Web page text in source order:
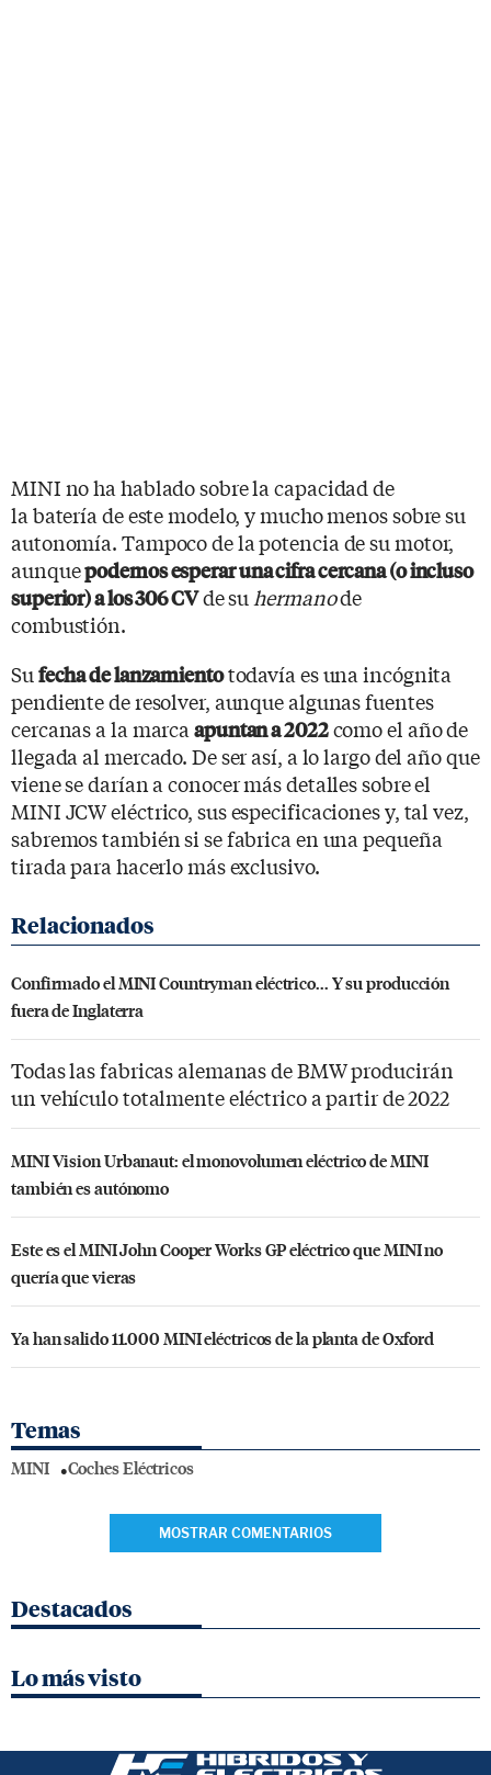
MINI no ha hablado sobre la capacidad de
la batería de este modelo, y mucho menos sobre su
autonomía. Tampoco de la potencia de su motor,
aunquepodemos esperar una cifra cercana (o incluso
superior) a los 306 CVde su hermanode
combustión.
Su fecha de lanzamientotodavía es una incógnita
pendiente de resolver, aunque algunas fuentes
cercanas a la marca apuntan a 2022como el año de
llegada al mercado. De ser así, a lo largo del año que
viene se darían a conocer más detalles sobre el
MINI JCW eléctrico, sus especificaciones y, tal vez,
sabremos también si se fabrica en una pequeña
tirada para hacerlo más exclusivo.
Confirmado el MINI Countryman eléctrico... Y su producción
fuera de Inglaterra
Todas las fabricas alemanas de BMW producirán
un vehículo totalmente eléctrico a partir de 2022
MINI Vision Urbanaut: el monovolumen eléctrico de MINI
también es autónomo
Este es el MINI John Cooper Works GP eléctrico que MINI no
quería que vieras
Ya han salido 11.000 MINI eléctricos de la planta de Oxford
Temas
MINI Coches Eléctricos
MOSTRAR COMENTARIOS
Destacados
Lo más visto